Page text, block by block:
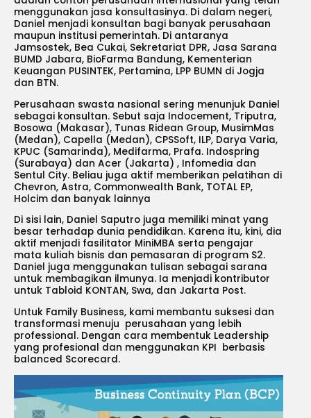
menggunakan jasa konsultasinya. Di dalam negeri,
Daniel menjadi konsultan bagi banyak perusahaan
maupun institusi pemerintah. Di antaranya
Jamsostek, Bea Cukai, Sekretariat DPR, Jasa Sarana
BUMD Jabara, BioFarma Bandung, Kementerian
Keuangan PUSINTEK, Pertamina, LPP BUMN di Jogja
dan BTN.
Perusahaan swasta nasional sering menunjuk Daniel
sebagai konsultan. Sebut saja Indocement, Triputra,
Bosowa (Makasar), Tunas Ridean Group, MusimMas
(Medan), Capella (Medan), CPSSoft, ILP, Darya Varia,
KPUC (Samarinda), Medifarma, Prafa. Indospring
(Surabaya) dan Acer (Jakarta) , Infomedia dan
Sentul City. Beliau juga aktif memberikan pelatihan di
Chevron, Astra, Commonwealth Bank, TOTAL EP,
Holcim dan banyak lainnya
Di sisi lain, Daniel Saputro juga memiliki minat yang
besar terhadap dunia pendidikan. Karena itu, kini, dia
aktif menjadi fasilitator MiniMBA serta pengajar
mata kuliah bisnis dan pemasaran di program S2.
Daniel juga menggunakan tulisan sebagai sarana
untuk membagikan ilmunya. Ia menjadi kontributor
untuk Tabloid KONTAN, Swa, dan Jakarta Post.
Untuk Family Business, kami membantu suksesi dan
transformasi menuju perusahaan yang lebih
professional. Dengan cara membentuk Leadership
yang profesional dan menggunakan KPI berbasis
balanced Scorecard.